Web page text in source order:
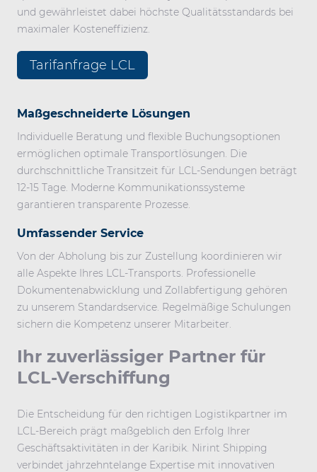
und gewährleistet dabei höchste Qualitätsstandards bei
maximaler Kosteneffizienz.
Tarifanfrage LCL
Maßgeschneiderte Lösungen
Individuelle Beratung und flexible Buchungsoptionen
ermöglichen optimale Transportlösungen. Die
durchschnittliche Transitzeit für LCL-Sendungen beträgt
12-15 Tage. Moderne Kommunikationssysteme
garantieren transparente Prozesse.
Umfassender Service
Von der Abholung bis zur Zustellung koordinieren wir
alle Aspekte Ihres LCL-Transports. Professionelle
Dokumentenabwicklung und Zollabfertigung gehören
zu unserem Standardservice. Regelmäßige Schulungen
sichern die Kompetenz unserer Mitarbeiter.
Ihr zuverlässiger Partner für
LCL-Verschiffung
Die Entscheidung für den richtigen Logistikpartner im
LCL-Bereich prägt maßgeblich den Erfolg Ihrer
Geschäftsaktivitäten in der Karibik. Nirint Shipping
verbindet jahrzehntelange Expertise mit innovativen